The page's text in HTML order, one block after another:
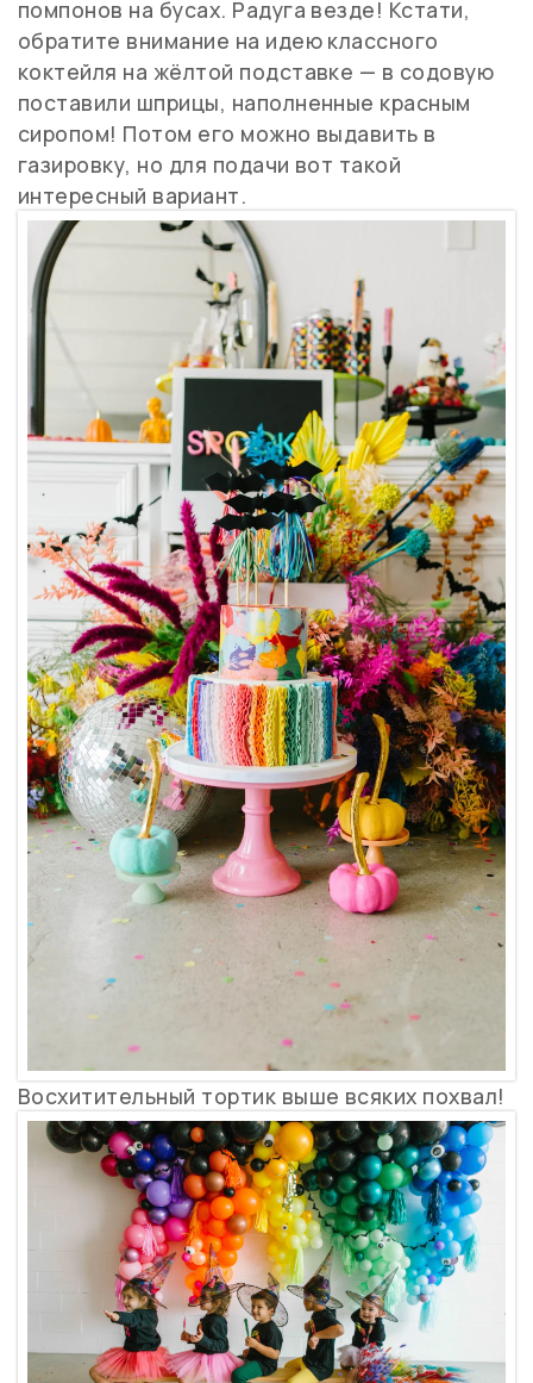
помпонов на бусах. Радуга везде! Кстати,
обратите внимание на идею классного
коктейля на жёлтой подставке — в содовую
поставили шприцы, наполненные красным
сиропом! Потом его можно выдавить в
газировку, но для подачи вот такой
интересный вариант.
Восхитительный тортик выше всяких похвал!